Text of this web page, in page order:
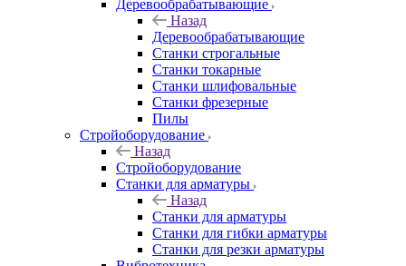
Деревообрабатывающие
Назад
Деревообрабатывающие
Станки строгальные
Станки токарные
Станки шлифовальные
Станки фрезерные
Пилы
Стройоборудование
Назад
Стройоборудование
Станки для арматуры
Назад
Станки для арматуры
Станки для гибки арматуры
Станки для резки арматуры